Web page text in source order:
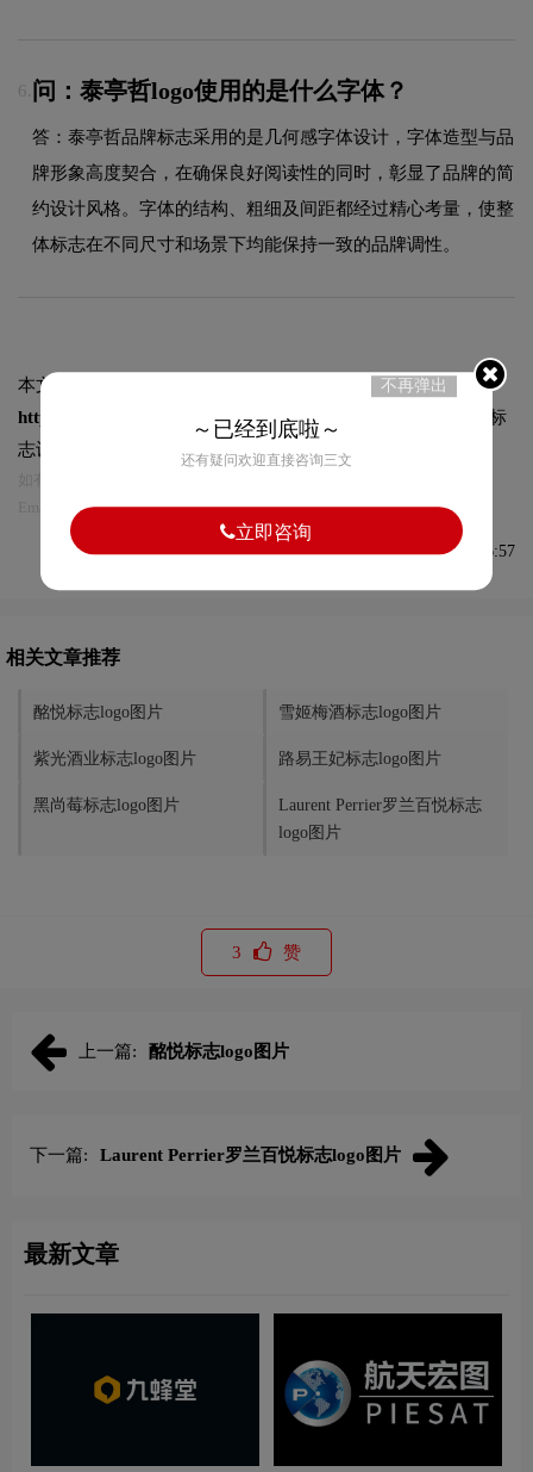
6. 问：泰亭哲logo使用的是什么字体？
答：泰亭哲品牌标志采用的是几何感字体设计，字体造型与品
牌形象高度契合，在确保良好阅读性的同时，彰显了品牌的简
约设计风格。字体的结构、粗细及间距都经过精心考量，使整
体标志在不同尺寸和场景下均能保持一致的品牌调性。
本文标题和链接
https://logo9.net/works/10769.html转载时请注明出处为诗宸标
志设计及本链接!
Email:75696531@qq.com，我们将第一时间安排删除。
发布于2023-04-10 08:46:57
相关文章推荐
酩悦标志logo图片 雪姬梅酒标志logo图片
紫光酒业标志logo图片 路易王妃标志logo图片
黑尚莓标志logo图片
Laurent Perrier罗兰百悦标志
logo图片
3 赞
上一篇: 酩悦标志logo图片
下一篇: Laurent Perrier罗兰百悦标志logo图片
最新文章
不再弹出
～已经到底啦～
还有疑问欢迎直接咨询三文
立即咨询